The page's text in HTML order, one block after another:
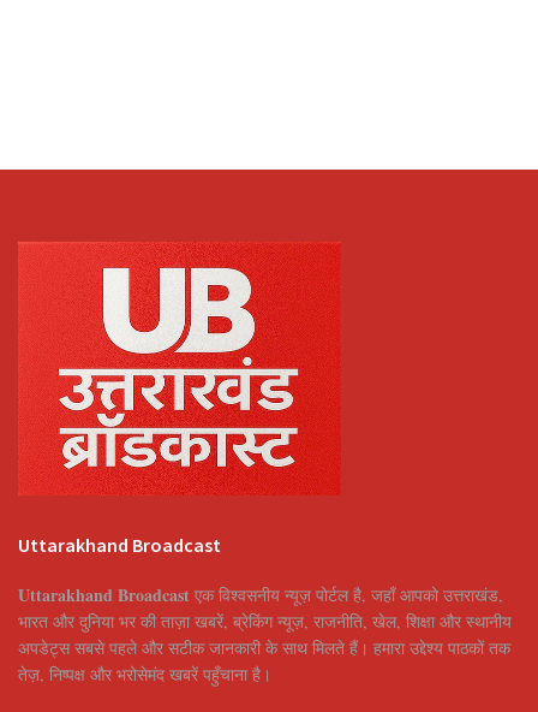
Uttarakhand Broadcast
Uttarakhand Broadcast एक विश्वसनीय न्यूज़ पोर्टल है, जहाँ आपको उत्तराखंड,
भारत और दुनिया भर की ताज़ा खबरें, ब्रेकिंग न्यूज़, राजनीति, खेल, शिक्षा और स्थानीय
अपडेट्स सबसे पहले और सटीक जानकारी के साथ मिलते हैं। हमारा उद्देश्य पाठकों तक
तेज़, निष्पक्ष और भरोसेमंद खबरें पहुँचाना है।